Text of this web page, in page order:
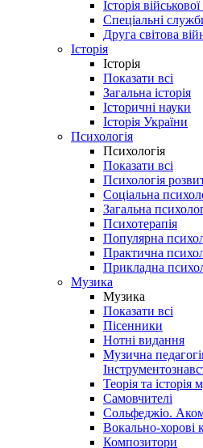
Історія
Спеціальні
Друга світова
Історія
Історія
Показати всі
Загальна історія
Історичні науки
Історія України
Психологія
Психологія
Показати всі
Психологія
Соціальна
Загальна
Психотерапія
Популярна
Практична
Прикладна
Музика
Музика
Показати всі
Пісенники
Нотні видання
Музична
Теорія та історія
Самовчителі
Сольфеджіо.
Вокально-хорові
Композитори